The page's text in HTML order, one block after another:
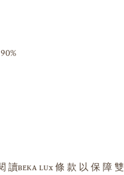
讀ʙᴇᴋᴀ ʟᴜx 條 款 以 保 障 雙